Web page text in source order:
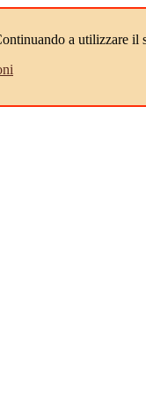
a utilizzare il